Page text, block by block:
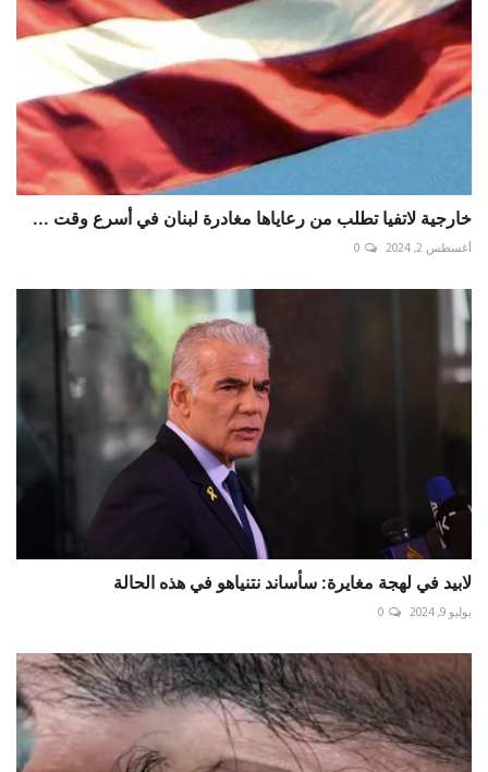
خارجية لاتفيا تطلب من رعاياها مغادرة لبنان في أسرع وقت ...
أغسطس 2, 2024 0
لابيد في لهجة مغايرة: سأساند نتنياهو في هذه الحالة
يوليو 9, 2024 0